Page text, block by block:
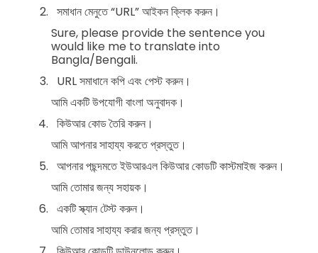
সমাধান মেনুতে “URL” আইকন ক্লিক করুন।
Sure, please provide the sentence you
would like me to translate into
Bangla/Bengali.
URL সমাধানে কপি এবং পেস্ট করুন।
আমি একটি উপযোগী বাংলা অনুবাদক।
কিউআর কোড তৈরি করুন।
আমি আপনার সাহায্য করতে প্রস্তুত।
আপনার পছন্দমতে ইউআরএল কিউআর কোডটি কাস্টমাইজ করুন।
আমি তোমার জন্য সহায়ক।
একটি স্ক্যান টেস্ট করুন।
আমি তোমার সাহায্য করার জন্য প্রস্তুত।